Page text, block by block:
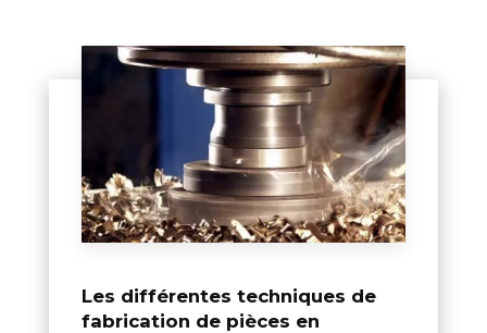
Les différentes techniques de
fabrication de pièces en